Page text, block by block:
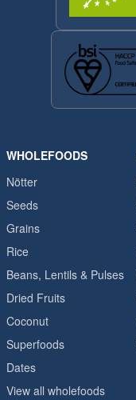
WHOLEFOODS
Nötter
Seeds
Grains
Rice
Beans, Lentils & Pulses
Dried Fruits
Coconut
Superfoods
Dates
View all wholefoods